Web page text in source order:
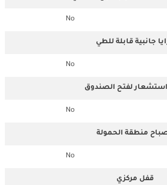
No
جانبية قابلة للطي
No
لفتح الصندوق
No
منطقة الحمولة
No
قفل مركزي